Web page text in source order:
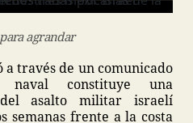
agrandar
través de un comunicado
constituye una
asalto militar israelí
semanas frente a la costa